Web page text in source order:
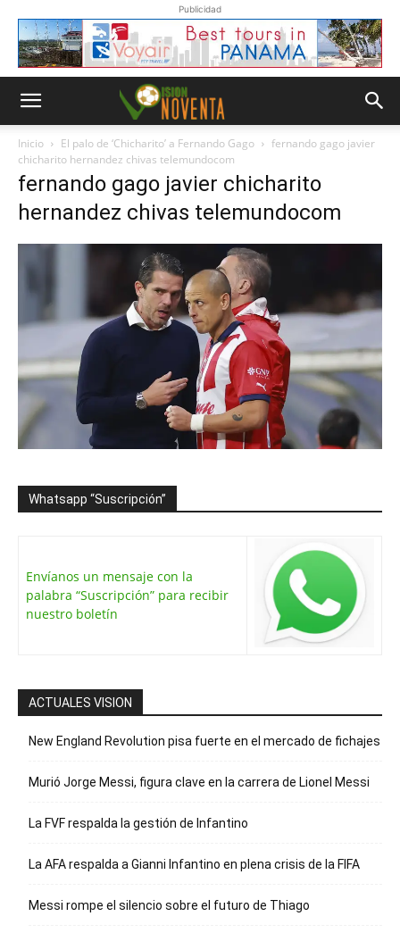
Publicidad
Inicio El palo de ‘Chicharito’ a Fernando Gago
fernando gago javier
chicharito hernandez chivas telemundocom
fernando gago javier chicharito
hernandez chivas telemundocom
Whatsapp “Suscripción”
Envíanos un mensaje con la
palabra “Suscripción” para recibir
nuestro boletín
ACTUALES VISION
New England Revolution pisa fuerte en el mercado de fichajes
Murió Jorge Messi, figura clave en la carrera de Lionel Messi
La FVF respalda la gestión de Infantino
La AFA respalda a Gianni Infantino en plena crisis de la FIFA
Messi rompe el silencio sobre el futuro de Thiago